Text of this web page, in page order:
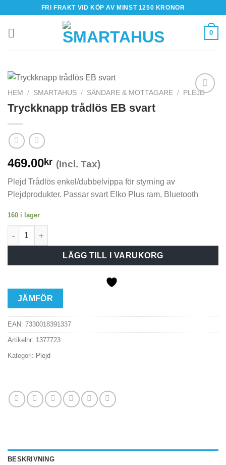
content
FRI FRAKT VID KÖP AV MINST 1250 KRONOR
0
HEM / SMARTAHUS / SÄNDARE & MOTTAGARE / PLEJD
Tryckknapp trådlös EB svart
469.00kr (Incl. Tax)
Plejd Trådlös enkel/dubbelvippa för styrning av
Plejdprodukter. Passar svart Elko Plus ram, Bluetooth
160 i lager
Tryckknapp trådlös EB svart mängd
LÄGG TILL I VARUKORG
JÄMFÖR
EAN: 7330018391337
Artikelnr: 1377723
Kategori: Plejd
BESKRIVNING